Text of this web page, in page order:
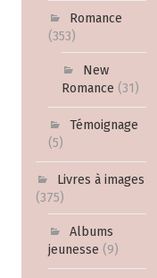
Romance
(353)
New
Romance (31)
Témoignage
(5)
Livres à images
(375)
Albums
jeunesse (9)